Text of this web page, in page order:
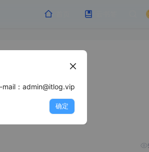
当前主题生效 也可编辑/wp-includes/functions.php //理论上
mail：admin@itlog.vip
确定